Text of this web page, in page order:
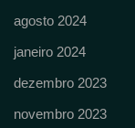
agosto 2024
janeiro 2024
dezembro 2023
novembro 2023